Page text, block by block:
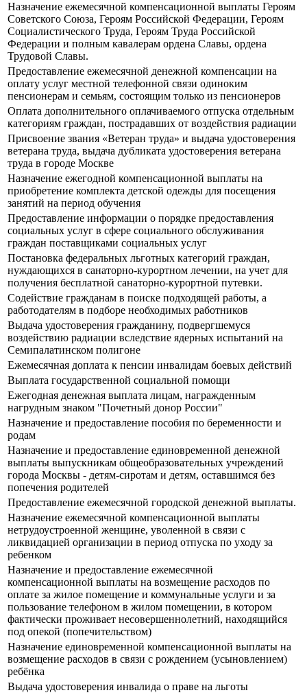
Назначение ежемесячной компенсационной выплаты Героям
Советского Союза, Героям Российской Федерации, Героям
Социалистического Труда, Героям Труда Российской
Федерации и полным кавалерам ордена Славы, ордена
Трудовой Славы.
Предоставление ежемесячной денежной компенсации на
оплату услуг местной телефонной связи одиноким
пенсионерам и семьям, состоящим только из пенсионеров
Оплата дополнительного оплачиваемого отпуска отдельным
категориям граждан, пострадавших от воздействия радиации
Присвоение звания «Ветеран труда» и выдача удостоверения
ветерана труда, выдача дубликата удостоверения ветерана
труда в городе Москве
Назначение ежегодной компенсационной выплаты на
приобретение комплекта детской одежды для посещения
занятий на период обучения
Предоставление информации о порядке предоставления
социальных услуг в сфере социального обслуживания
граждан поставщиками социальных услуг
Постановка федеральных льготных категорий граждан,
нуждающихся в санаторно-курортном лечении, на учет для
получения бесплатной санаторно-курортной путевки.
Содействие гражданам в поиске подходящей работы, а
работодателям в подборе необходимых работников
Выдача удостоверения гражданину, подвергшемуся
воздействию радиации вследствие ядерных испытаний на
Семипалатинском полигоне
Ежемесячная доплата к пенсии инвалидам боевых действий
Выплата государственной социальной помощи
Ежегодная денежная выплата лицам, награжденным
нагрудным знаком "Почетный донор России"
Назначение и предоставление пособия по беременности и
родам
Назначение и предоставление единовременной денежной
выплаты выпускникам общеобразовательных учреждений
города Москвы - детям-сиротам и детям, оставшимся без
попечения родителей
Предоставление ежемесячной городской денежной выплаты.
Назначение ежемесячной компенсационной выплаты
нетрудоустроенной женщине, уволенной в связи с
ликвидацией организации в период отпуска по уходу за
ребенком
Назначение и предоставление ежемесячной
компенсационной выплаты на возмещение расходов по
оплате за жилое помещение и коммунальные услуги и за
пользование телефоном в жилом помещении, в котором
фактически проживает несовершеннолетний, находящийся
под опекой (попечительством)
Назначение единовременной компенсационной выплаты на
возмещение расходов в связи с рождением (усыновлением)
ребёнка
Выдача удостоверения инвалида о праве на льготы